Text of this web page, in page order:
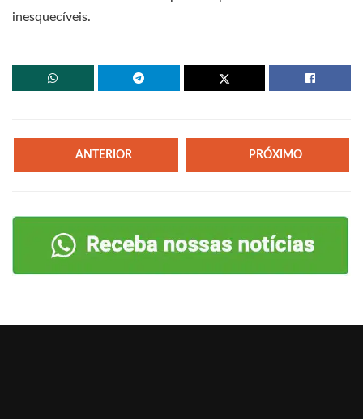
inesquecíveis.
ANTERIOR PRÓXIMO